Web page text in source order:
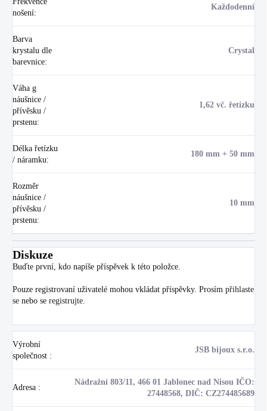
nošení:
Každodenní
Barva
krystalu dle
barevnice:
Crystal
Váha g
náušnice /
přívěsku /
prstenu:
1,62 vč. řetízku
Délka řetízku
/ náramku:
180 mm + 50 mm
Rozměr
náušnice /
přívěsku /
prstenu:
10 mm
Diskuze
Buďte první, kdo napíše příspěvek k této položce.
Pouze registrovaní uživatelé mohou vkládat příspěvky. Prosím přihlaste
se nebo se registrujte
Výrobní
společnost :
JSB bijoux s.r.o.
Adresa :
Nádražní 803/11, 466 01 Jablonec nad Nisou IČO:
27448568, DIČ: CZ274485689